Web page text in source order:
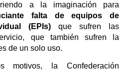
a la imaginación para
falta de equipos de
(EPIs) que sufren las
que también sufren la
de un solo uso.
motivos, la Confederación